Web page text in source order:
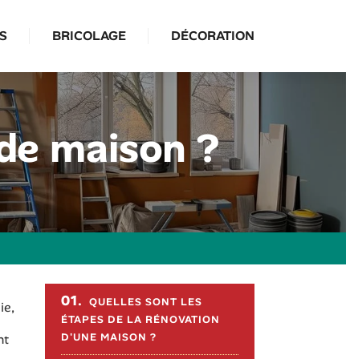
BRICOLAGE DÉCORATION
maison ?
Sommaire de l'article
01. QUELLES SONT LES
ÉTAPES DE LA RÉNOVATION
D'UNE MAISON ?